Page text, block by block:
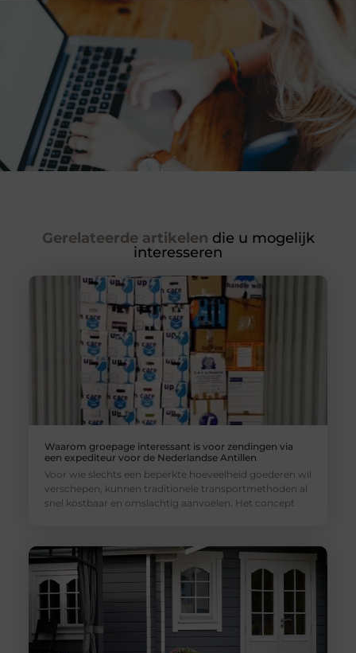
Gerelateerde artikelen die u mogelijk
interesseren
Waarom groepage interessant is voor zendingen via
een expediteur voor de Nederlandse Antillen
Voor wie slechts een beperkte hoeveelheid goederen wil
verschepen, kunnen traditionele transportmethoden al
snel kostbaar en omslachtig aanvoelen. Het concept